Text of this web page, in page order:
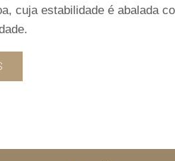
cuja estabilidade é abalada